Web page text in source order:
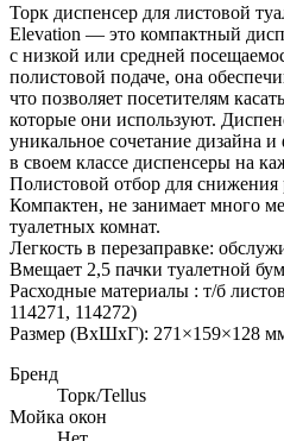
Торк диспенсер для листовой
Elevation — это компактный
с низкой или средней
полистовой подаче, она
что позволяет посетителям
которые они используют.
уникальное сочетание дизайна
в своем классе диспенсеры на
Полистовой отбор для снижения
Компактен, не занимает много
туалетных комнат.
Легкость в перезаправке:
Вмещает 2,5 пачки туалетной
Расходные материалы : т/б
114271, 114272)
Размер (ВxШxГ): 271×159×128
Бренд
Toрк/Tellus
Мойка окон